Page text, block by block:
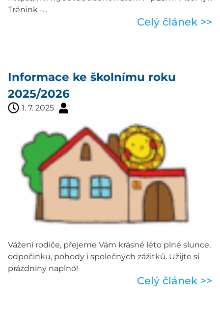
Trénink -...
Celý článek >>
Informace ke školnímu roku
2025/2026
1. 7. 2025
Vážení rodiče, přejeme Vám krásné léto plné slunce,
odpočinku, pohody i společných zážitků. Užijte si
prázdniny naplno!
Celý článek >>